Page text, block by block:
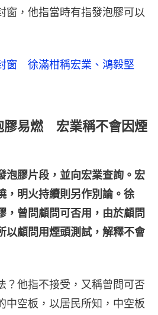
窗，他指當時有指發泡膠可以
窗 徐滿柑稱宏業、鴻毅堅
膠易燃 宏業稱不會因煙
泡膠片段，並向宏業查詢。宏
，明火持續則另作別論。徐
，曾問顧問可否用，由於顧問
以顧問用煙頭測試，解釋不會
？他指不接受，又稱曾問可否
中空板，以居民所知，中空板